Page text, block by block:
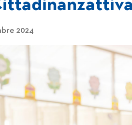
2024